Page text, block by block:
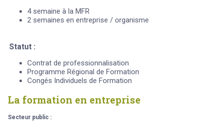
4 semaine à la MFR
2 semaines en entreprise / organisme
Statut :
Contrat de professionnalisation
Programme Régional de Formation
Congés Individuels de Formation
La formation en entreprise
Secteur public :